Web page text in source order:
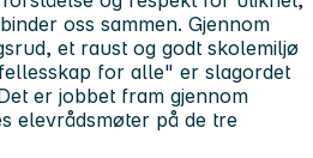
oss sammen. Gjennom
et raust og godt skolemiljø
for alle" er slagordet
er jobbet fram gjennom
elevrådsmøter på de tre